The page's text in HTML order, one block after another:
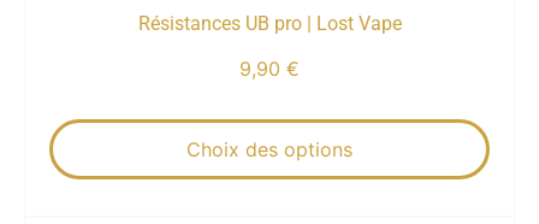
Résistances UB pro | Lost Vape
9,90 €
Choix des options